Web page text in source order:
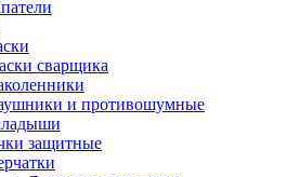
сварщика
и противошумные
защитные